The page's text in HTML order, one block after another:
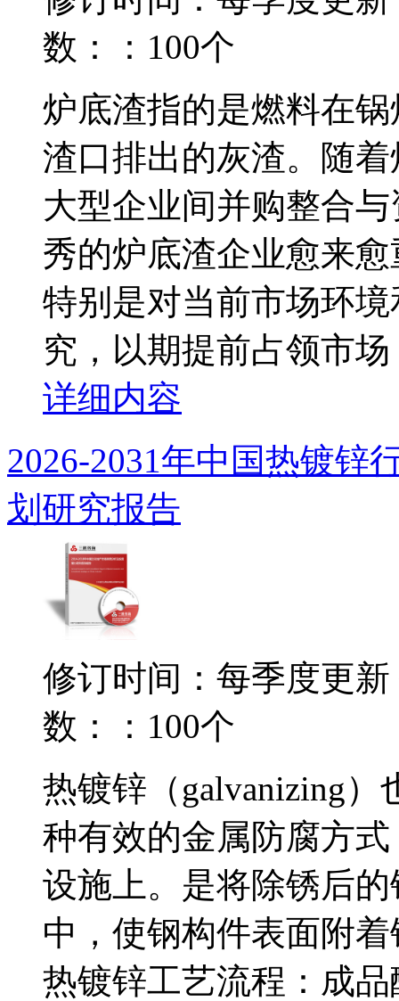
数：：100个
炉底渣指的是燃料在
渣口排出的灰渣。随
大型企业间并购整合
秀的炉底渣企业愈来
特别是对当前市场环
究，以期提前占领市
详细内容
2026-2031年中国热镀锌
划研究报告
修订时间：每季度更新
数：：100个
热镀锌（galvanizing
种有效的金属防腐方
设施上。是将除锈后
中，使钢构件表面附
热镀锌工艺流程：成